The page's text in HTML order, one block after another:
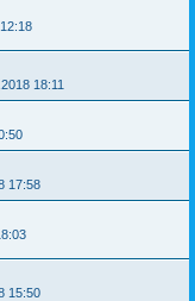
18:11
17:58
15:50